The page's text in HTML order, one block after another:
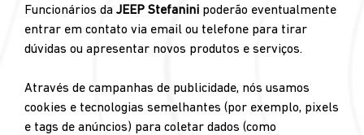
Funcionários da JEEP Stefanini poderão eventualmente
entrar em contato via email ou telefone para tirar
dúvidas ou apresentar novos produtos e serviços.
Através de campanhas de publicidade, nós usamos
cookies e tecnologias semelhantes (por exemplo, pixels
e tags de anúncios) para coletar dados (como